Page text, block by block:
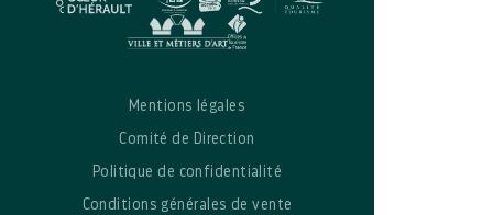
Mentions légales
Comité de Direction
Politique de confidentialité
Conditions générales de vente